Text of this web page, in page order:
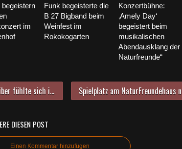
im
Funk begeisterte die
B 27 Bigband beim
Weinfest im
Rokokogarten
Konzertbühne:
‚Amely Day‘
begeistert beim
musikalischen
Abendausklang der
Naturfreunde“
Ein Biber fühlte sich in Heiner Bauers Bocksbeutelgarten so richtig wohl
DIESEN POST
Einen Kommentar hinzufügen